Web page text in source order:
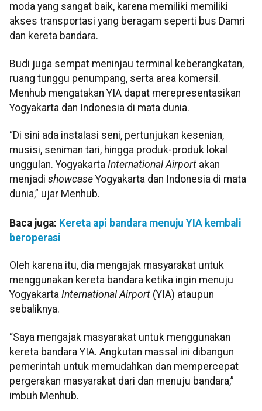
moda yang sangat baik, karena memiliki memiliki
akses transportasi yang beragam seperti bus Damri
dan kereta bandara.
Budi juga sempat meninjau terminal keberangkatan,
ruang tunggu penumpang, serta area komersil.
Menhub mengatakan YIA dapat merepresentasikan
Yogyakarta dan Indonesia di mata dunia.
“Di sini ada instalasi seni, pertunjukan kesenian,
musisi, seniman tari, hingga produk-produk lokal
unggulan. Yogyakarta International Airport akan
menjadi showcase Yogyakarta dan Indonesia di mata
dunia,” ujar Menhub.
Baca juga: Kereta api bandara menuju YIA kembali
beroperasi
Oleh karena itu, dia mengajak masyarakat untuk
menggunakan kereta bandara ketika ingin menuju
Yogyakarta International Airport (YIA) ataupun
sebaliknya.
“Saya mengajak masyarakat untuk menggunakan
kereta bandara YIA. Angkutan massal ini dibangun
pemerintah untuk memudahkan dan mempercepat
pergerakan masyarakat dari dan menuju bandara,”
imbuh Menhub.